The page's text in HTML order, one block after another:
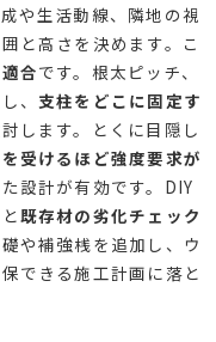
や生活動線、隣地の視
と高さを決めます。こ
合です。根太ピッチ、
、 支柱をどこに固定す
します。とくに目隠し
受けるほど強度要求が
設計が有効です。DIY
と既存材の劣化チェック
や補強桟を追加し、ウ
できる施工計画に落と